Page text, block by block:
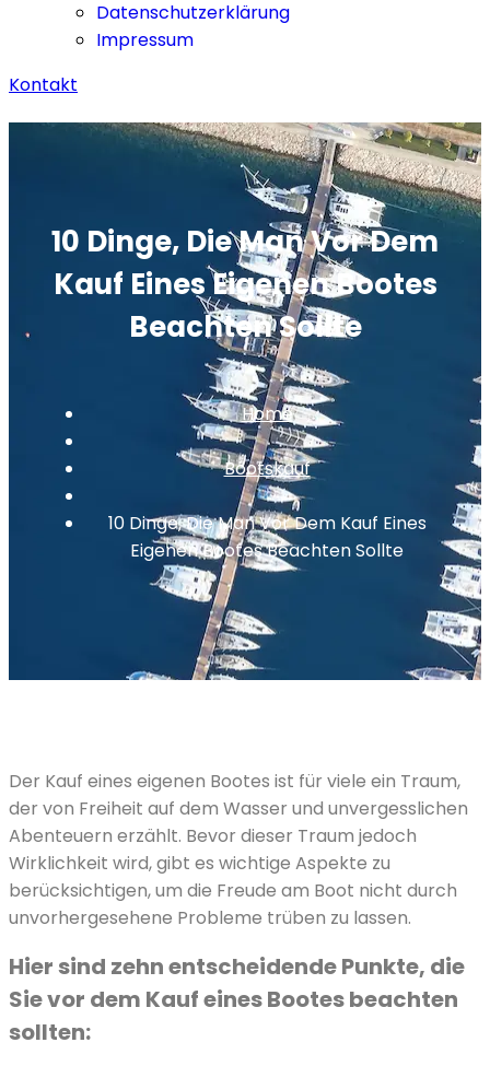
Datenschutzerklärung
Impressum
Kontakt
10 Dinge, Die Man Vor Dem
Kauf Eines Eigenen Bootes
Beachten Sollte
Home
Bootskauf
10 Dinge, Die Man Vor Dem Kauf Eines
Eigenen Bootes Beachten Sollte
Der Kauf eines eigenen Bootes ist für viele ein Traum,
der von Freiheit auf dem Wasser und unvergesslichen
Abenteuern erzählt. Bevor dieser Traum jedoch
Wirklichkeit wird, gibt es wichtige Aspekte zu
berücksichtigen, um die Freude am Boot nicht durch
unvorhergesehene Probleme trüben zu lassen.
Hier sind zehn entscheidende Punkte, die
Sie vor dem Kauf eines Bootes beachten
sollten: